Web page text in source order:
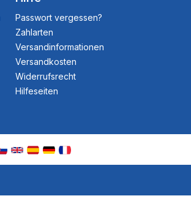
Passwort vergessen?
Zahlarten
Versandinformationen
Versandkosten
Widerrufsrecht
Hilfeseiten